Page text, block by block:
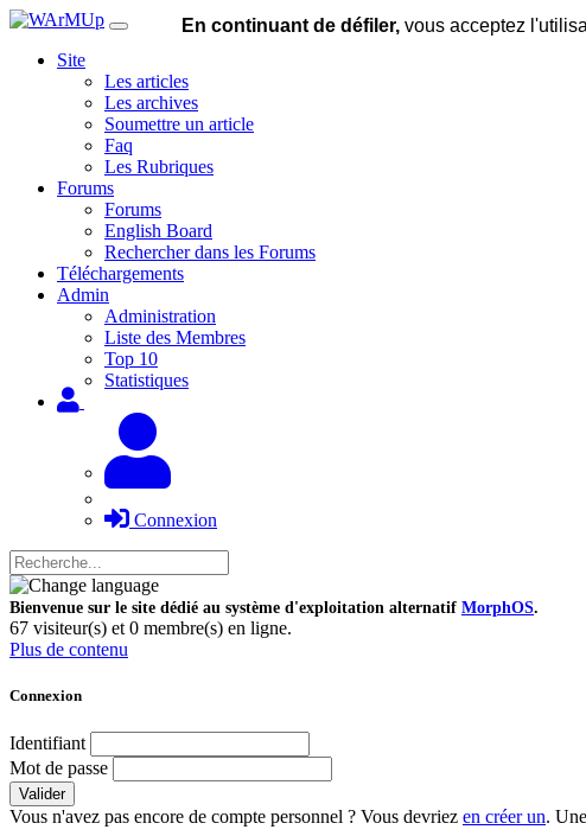
Site
Les articles
Les archives
Soumettre un article
Faq
Les Rubriques
Forums
Forums
English Board
Rechercher dans les Forums
Téléchargements
Admin
Administration
Liste des Membres
Top 10
Statistiques
Connexion
Bienvenue sur le site dédié au système d'exploitation alternatif MorphOS.
67 visiteur(s) et 0 membre(s) en ligne.
Plus de contenu
Connexion
Identifiant
Mot de passe
Valider
Vous n'avez pas encore de compte personnel ? Vous devriez en créer un.
En continuant de défiler,vous acceptez